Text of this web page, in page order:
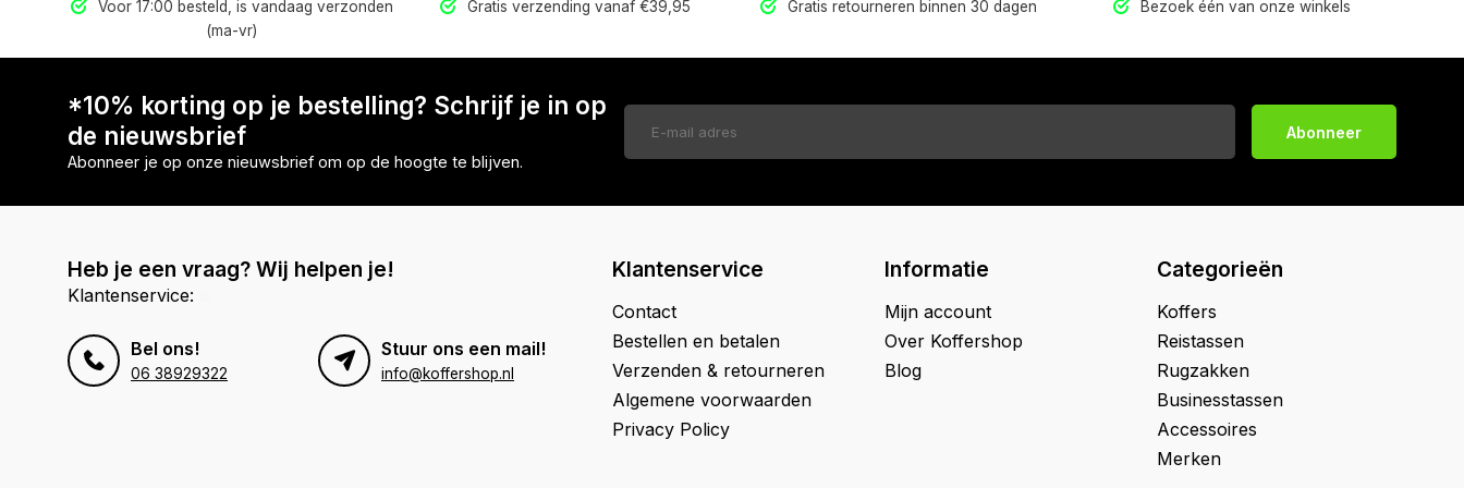
Voor 17:00 besteld, is vandaag verzonden
(ma-vr)
Gratis verzending vanaf €39,95 Gratis retourneren binnen 30 dagen Bezoek één van onze winkels
*10% korting op je bestelling? Schrijf je in op
de nieuwsbrief
Abonneer je op onze nieuwsbrief om op de hoogte te blijven.
Abonneer
Heb je een vraag? Wij helpen je!
Klantenservice:
Bel ons!
06 38929322
Stuur ons een mail!
info@koffershop.nl
Klantenservice
Contact
Bestellen en betalen
Verzenden & retourneren
Algemene voorwaarden
Privacy Policy
Informatie
Mijn account
Over Koffershop
Blog
Categorieën
Koffers
Reistassen
Rugzakken
Businesstassen
Accessoires
Merken